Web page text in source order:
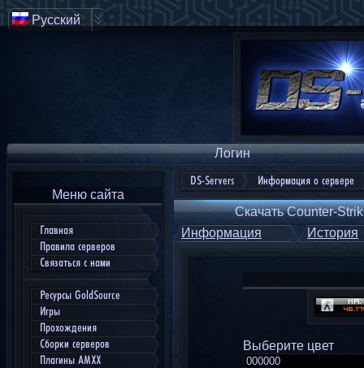
Логин
Меню сайта
Главная
Правила серверов
Связаться с нами
Ресурсы GoldSource
Игры
Прохождения
Сборки серверов
Плагины AMXX
DS-Servers Информация о сервере
Скачать Counter-
Информация
История
Выберите цвет
Русский